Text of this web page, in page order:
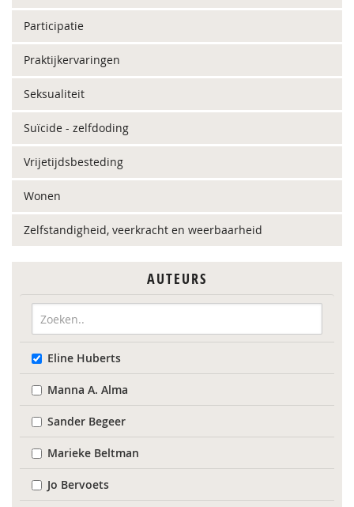
Participatie
Praktijkervaringen
Seksualiteit
Suïcide - zelfdoding
Vrijetijdsbesteding
Wonen
Zelfstandigheid, veerkracht en weerbaarheid
AUTEURS
Eline Huberts
Manna A. Alma
Sander Begeer
Marieke Beltman
Jo Bervoets